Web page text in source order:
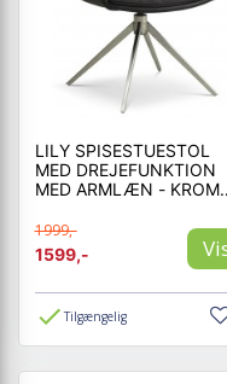
LILY SPISESTUESTOL
MED DREJEFUNKTION
MED ARMLÆN - KROM
1999,-
1599,-
Tilgængelig